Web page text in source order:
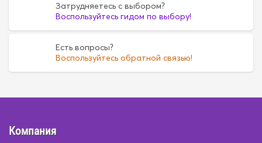
Затрудняетесь с выбором?
Воспользуйтесь гидом по выбору!
Есть вопросы?
Воспользуйтесь обратной связью!
Компания